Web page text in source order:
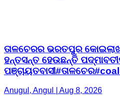
ତାଳଚେରର ଭରତପୁର
ହନ୍ତସନ୍ତ ହେଉଛନ୍ତି
Anugul, Angul | Aug 8, 2026